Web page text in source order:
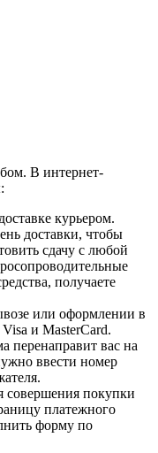
В интернет-
курьером.
доставки, чтобы
сдачу с любой
получаете
или оформлении в
и MasterCard.
перенаправит вас на
ввести номер
совершения покупки
платежного
форму по